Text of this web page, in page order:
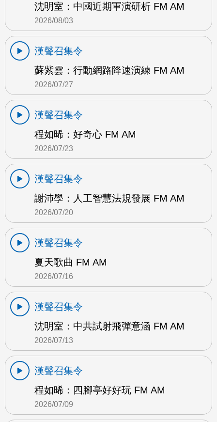
沈明室：中國近期軍演研析 FM AM
2026/08/03
漢聲召集令
蘇紫雲：行動網路降速演練 FM AM
2026/07/27
漢聲召集令
程如晞：好奇心 FM AM
2026/07/23
漢聲召集令
謝沛學：人工智慧法規發展 FM AM
2026/07/20
漢聲召集令
夏天歌曲 FM AM
2026/07/16
漢聲召集令
沈明室：中共試射飛彈意涵 FM AM
2026/07/13
漢聲召集令
程如晞：四腳亭好好玩 FM AM
2026/07/09